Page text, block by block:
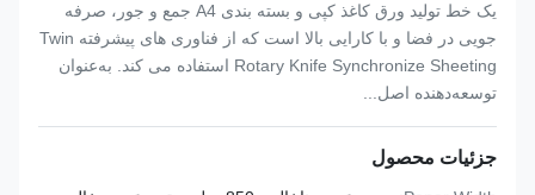
یک خط تولید ورق کاغذ کپی و بسته بندی A4 جمع و جور، صرفه
جویی در فضا و با کارایی بالا است که از فناوری های پیشرفته Twin
Rotary Knife Synchronize Sheeting استفاده می کند. به‌عنوان
توسعه‌دهنده اصل...
جزئیات محصول